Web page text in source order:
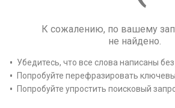
К сожалению, по вашему
не найдено.
Убедитесь, что все слова написаны
Попробуйте перефразировать
Попробуйте упростить поисковый